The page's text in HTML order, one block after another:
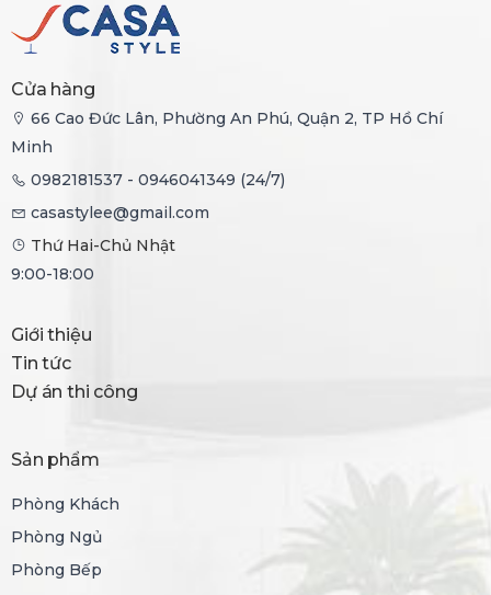
Cửa hàng
66 Cao Đức Lân, Phường An Phú, Quận 2, TP Hồ Chí
Minh
0982181537 - 0946041349 (24/7)
casastylee@gmail.com
Thứ Hai-Chủ Nhật
9:00-18:00
Giới thiệu
Tin tức
Dự án thi công
Sản phẩm
Phòng Khách
Phòng Ngủ
Phòng Bếp